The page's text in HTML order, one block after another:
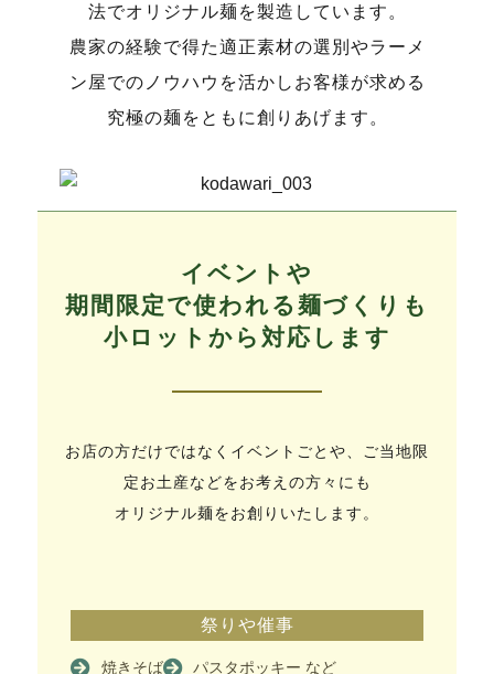
法でオリジナル麺を製造しています。
農家の経験で得た適正素材の選別やラーメ
ン屋でのノウハウを活かしお客様が求める
究極の麺をともに創りあげます。
イベントや
期間限定で使われる麺づくりも
小ロットから対応します
お店の方だけではなくイベントごとや、ご当地限
定お土産などをお考えの方々にも
オリジナル麺をお創りいたします。
祭りや催事
焼きそば パスタポッキー など